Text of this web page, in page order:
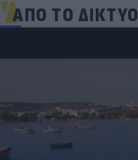
ΑΠΟ ΤΟ ΔΙΚΤΥΟ